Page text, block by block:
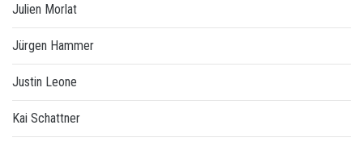
Julien Morlat
Jürgen Hammer
Justin Leone
Kai Schattner